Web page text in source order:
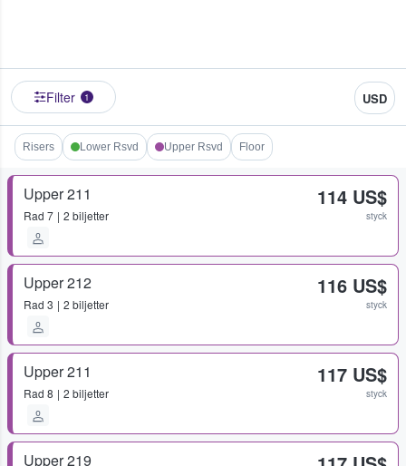
Filter 1 USD
Risers Lower Rsvd Upper Rsvd Floor
Upper 211
Rad 7 2 biljetter
114 US$
styck
Upper 212
Rad 3 2 biljetter
116 US$
styck
Upper 211
Rad 8 2 biljetter
117 US$
styck
Upper 219